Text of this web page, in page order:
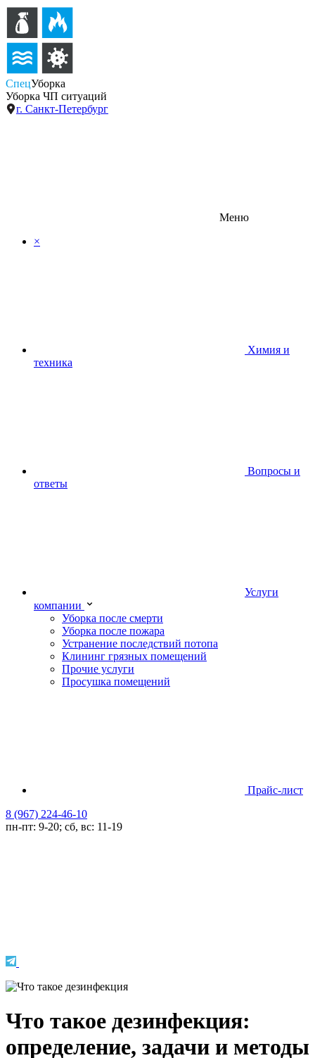
СпецУборка
Уборка ЧП ситуаций
г. Санкт-Петербург
Меню
×
Химия и
техника
Вопросы и
ответы
Услуги
компании
Уборка после смерти
Уборка после пожара
Устранение последствий потопа
Клининг грязных помещений
Прочие услуги
Просушка помещений
Прайс-лист
8 (967) 224-46-10
пн-пт: 9-20; сб, вс: 11-19
Что такое дезинфекция:
определение, задачи и методы